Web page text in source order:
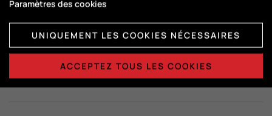
DuplicAir®
Dimensions de la chambre de
combustion:
H415 x L365 x P325
Paramètres des cookies
UNIQUEMENT LES COOKIES NÉCESSAIRES
ACCEPTEZ TOUS LES COOKIES